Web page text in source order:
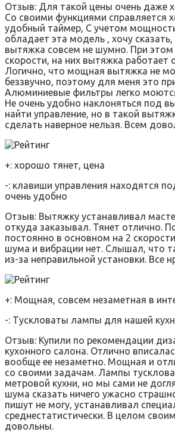
Отзыв: Для такой цены очень даже
Со своими функциями справляется
удобный таймер, С учетом
обладает эта модель , хочу
вытяжка совсем не шумно. При этом
скорости, на них вытяжка работает
Логично, что мощная вытяжка не
беззвучно, поэтому для меня это
Алюминиевые фильтры легко
Не очень удобно наклоняться под
найти управление, но в такой
сделать наверное нельзя. Всем
+: хорошо тянет, цена
-: клавиши управления находятся
очень удобно
Отзыв: Вытяжку устанавливал
откуда заказывал. Тянет отлично.
постоянно в основном на 2
шума и вибрации нет. Слышал, что
из-за неправильной установки. Все
+: Мощная, совсем незаметная в
-: Тускловаты лампы для нашей
Отзыв: Купили по рекомендации
кухонного салона. Отлично
вообще ее незаметно. Мощная и
со своими задачам. Лампы
метровой кухни, но мы сами не
шума сказать ничего ужасно
пишут не могу, устанавливал
среднестатистически. В целом
довольны.